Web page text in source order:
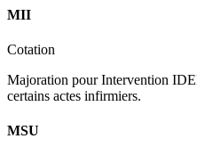
MII
Cotation
Majoration pour Intervention
certains actes infirmiers.
MSU